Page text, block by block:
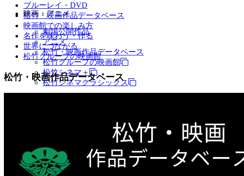
映画・アニメ
劇場公開作品
アニメ
松竹・映画作品データベース
松竹グループの映画館
松竹シネマ＋
松竹シネマクラシックス
松竹ストア（通販サイト）
ゲーム事業（English）
企業情報
ブルーレイ・DVD
松竹・映画作品データベース
映画館での楽しみ方
名作を味わう・作る
世界につながる
松竹グループの映画館
松竹・映画作品データベース